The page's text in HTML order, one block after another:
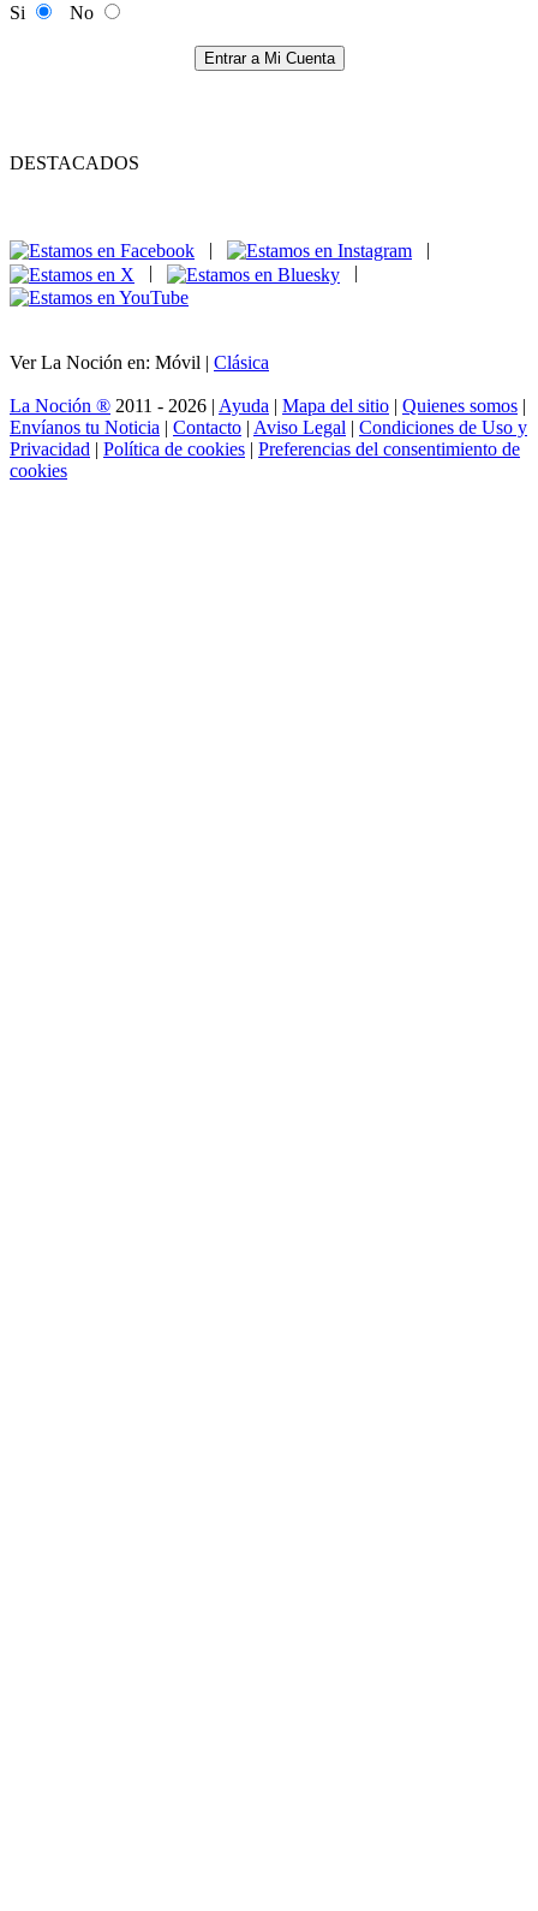
Si
No
Entrar a Mi Cuenta
DESTACADOS
|
|
|
|
Ver La Noción en: Móvil | Clásica
La Noción ® 2011 - 2026 | Ayuda | Mapa del sitio | Quienes somos |
Envíanos tu Noticia | Contacto | Aviso Legal | Condiciones de Uso y
Privacidad | Política de cookies | Preferencias del consentimiento de
cookies